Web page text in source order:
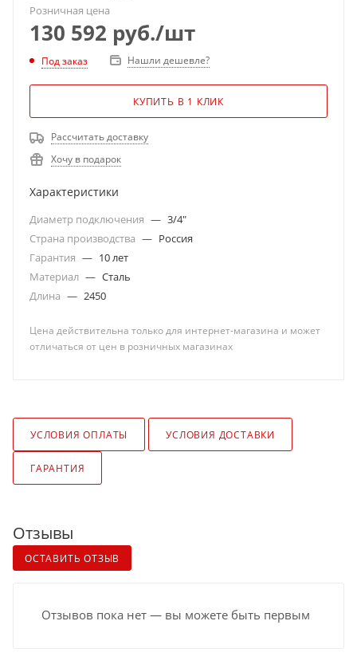
Розничная цена
130 592 руб./шт
Под заказ Нашли дешевле?
КУПИТЬ В 1 КЛИК
Рассчитать доставку
Хочу в подарок
Характеристики
Диаметр подключения — 3/4"
Страна производства — Россия
Гарантия — 10 лет
Материал — Сталь
Длина — 2450
Цена действительна только для интернет-магазина и может
отличаться от цен в розничных магазинах
УСЛОВИЯ ОПЛАТЫ УСЛОВИЯ ДОСТАВКИ
ГАРАНТИЯ
Отзывы
ОСТАВИТЬ ОТЗЫВ
Отзывов пока нет — вы можете быть первым